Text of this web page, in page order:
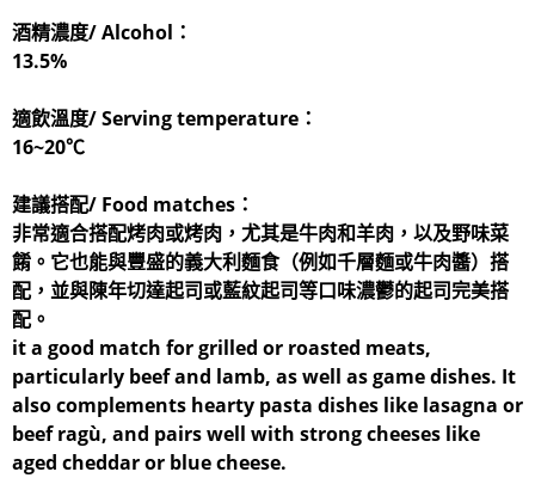
酒精濃度/ Alcohol：
13.5%
適飲溫度/ Serving temperature：
16~20℃
建議搭配/ Food matches：
非常適合搭配烤肉或烤肉，尤其是牛肉和羊肉，以及野味菜
餚。它也能與豐盛的義大利麵食（例如千層麵或牛肉醬）搭
配，並與陳年切達起司或藍紋起司等口味濃鬱的起司完美搭
配。
it a good match for grilled or roasted meats,
particularly beef and lamb, as well as game dishes. It
also complements hearty pasta dishes like lasagna or
beef ragù, and pairs well with strong cheeses like
aged cheddar or blue cheese.